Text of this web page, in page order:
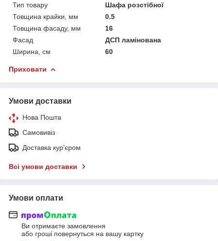
Тип товару
Шафа розстібної
Товщина крайки, мм
0.5
Товщина фасаду, мм
16
Фасад
ДСП ламінована
Ширина, см
60
Приховати
Умови доставки
Нова Пошта
Самовивіз
Доставка кур'єром
Всі умови доставки
Умови оплати
Ви отримаєте замовлення
або гроші повернуться на вашу картку